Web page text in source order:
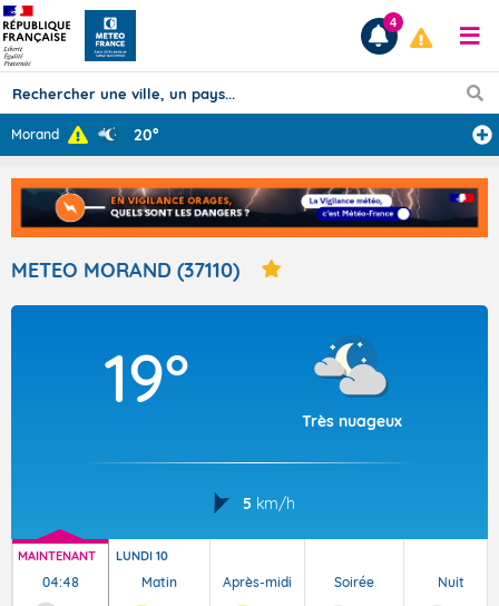
Prévisions
TOUS LES RÉSULTATS
Articles
4
Morand 20°
METEO MORAND (37110)
19°
Très nuageux
5 km/h
MAINTENANT
04:48
LUNDI 10
Matin Après-midi Soirée Nuit